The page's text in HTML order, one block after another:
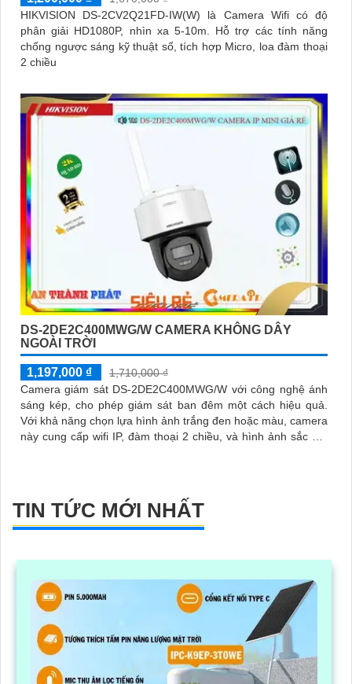
HIKVISION DS-2CV2Q21FD-IW(W) là Camera Wifi có độ
phân giải HD1080P, nhìn xa 5-10m. Hỗ trợ các tính năng
chống ngược sáng kỹ thuật số, tích hợp Micro, loa đàm thoại
2 chiều
DS-2DE2C400MWG/W CAMERA KHÔNG DÂY
NGOÀI TRỜI
1,197,000 ₫
1,710,000 ₫
Camera giám sát DS-2DE2C400MWG/W với công nghệ ánh
sáng kép, cho phép giám sát ban đêm một cách hiệu quả.
Với khả năng chọn lựa hình ảnh trắng đen hoặc màu, camera
này cung cấp wifi IP, đàm thoại 2 chiều, và hình ảnh sắc nét
TIN TỨC MỚI NHẤT